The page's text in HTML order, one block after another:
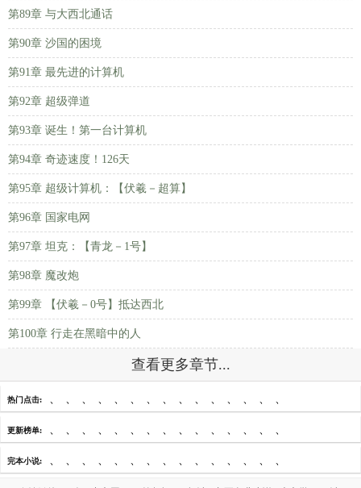
第89章 与大西北通话
第90章 沙国的困境
第91章 最先进的计算机
第92章 超级弹道
第93章 诞生！第一台计算机
第94章 奇迹速度！126天
第95章 超级计算机：【伏羲－超算】
第96章 国家电网
第97章 坦克：【青龙－1号】
第98章 魔改炮
第99章 【伏羲－0号】抵达西北
第100章 行走在黑暗中的人
查看更多章节...
热门点击: 、 、 、 、 、 、 、 、 、 、 、 、 、 、 、
更新榜单: 、 、 、 、 、 、 、 、 、 、 、 、 、 、 、
完本小说: 、 、 、 、 、 、 、 、 、 、 、 、 、 、 、